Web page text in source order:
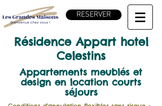
RESERVER
Résidence Appart hotel
Celestins
Appartements meublés et
design en location courts
séjours